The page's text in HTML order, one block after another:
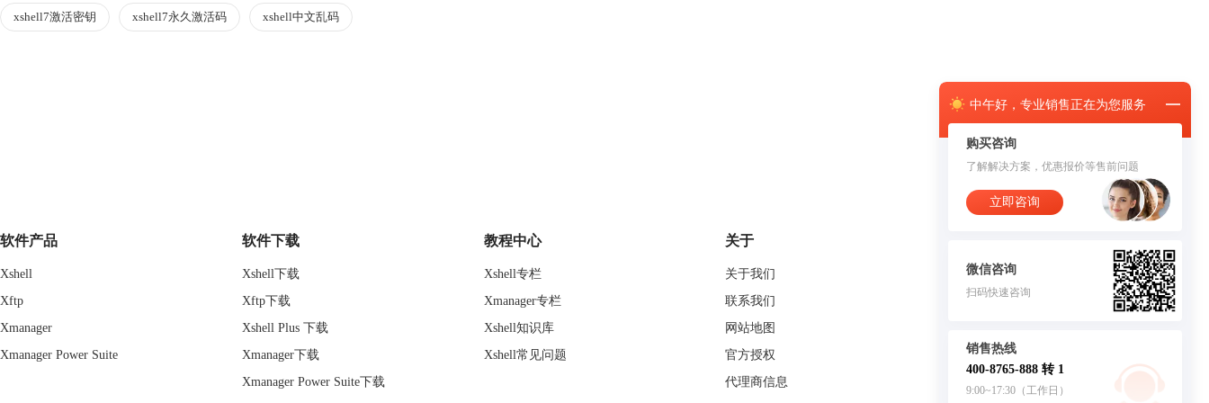
中午好， 专业销售正在为您服务
购买咨询
了解解决方案，优惠报价等售前问题
立即咨询
微信咨询
扫码快速咨询
销售热线
400-8765-888 转 1
9:00~17:30（工作日）
xshell7激活密钥 xshell7永久激活码 xshell中文乱码
软件产品
Xshell
Xftp
Xmanager
Xmanager Power Suite
软件下载
Xshell下载
Xftp下载
Xshell Plus 下载
Xmanager下载
Xmanager Power Suite下载
教程中心
Xshell专栏
Xmanager专栏
Xshell知识库
Xshell常见问题
关于
关于我们
联系我们
网站地图
官方授权
代理商信息